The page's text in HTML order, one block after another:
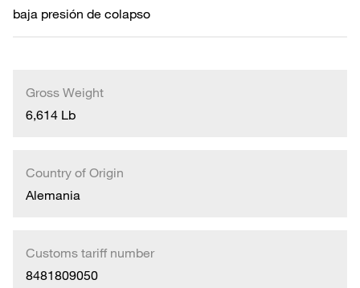
baja presión de colapso
Gross Weight
6,614 Lb
Country of Origin
Alemania
Customs tariff number
8481809050